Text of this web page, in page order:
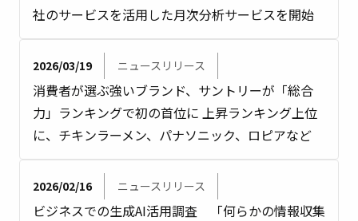
社のサービスを活用した月次分析サービスを開始
2026/03/19 ニュースリリース
消費者が選ぶ強いブランド、サントリーが「総合
力」ランキングで初の首位に 上昇ランキング上位
に、チキンラーメン、パナソニック、ロピアなど
2026/02/16 ニュースリリース
ビジネスでの生成AI活用調査 「何らかの情報収集